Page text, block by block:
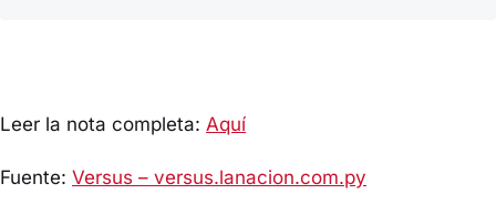
Leer la nota completa: Aquí
Fuente: Versus – versus.lanacion.com.py